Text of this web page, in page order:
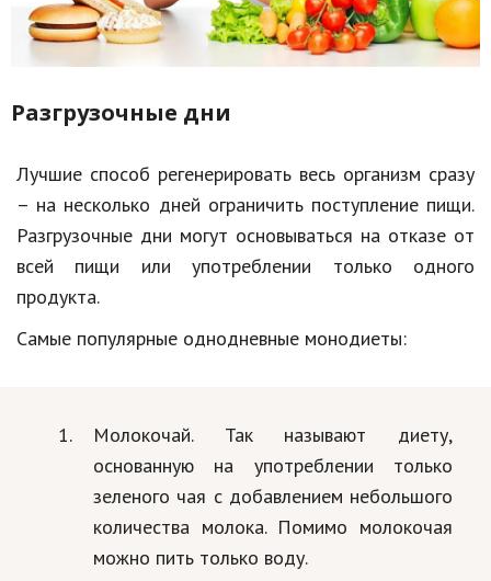
Разгрузочные дни
Лучшие способ регенерировать весь организм сразу
– на несколько дней ограничить поступление пищи.
Разгрузочные дни могут основываться на отказе от
всей пищи или употреблении только одного
продукта.
Самые популярные однодневные монодиеты:
Молокочай. Так называют диету,
основанную на употреблении только
зеленого чая с добавлением небольшого
количества молока. Помимо молокочая
можно пить только воду.